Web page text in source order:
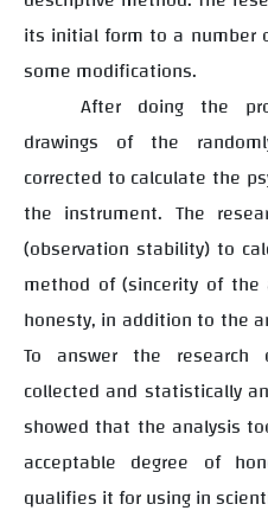
its initial form to a number
some modifications.
After doing the
drawings of the
corrected to calculate the
the instrument. The
(observation stability) to
method of (sincerity of
honesty, in addition to the
To answer the
collected and statistically
showed that the analysis
acceptable degree of
qualifies it for using in